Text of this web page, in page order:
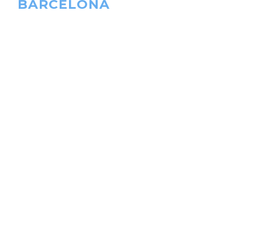
BARCELONA